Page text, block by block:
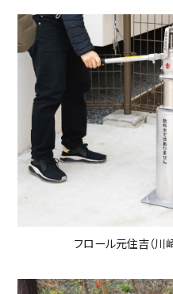
フロール元住吉（川